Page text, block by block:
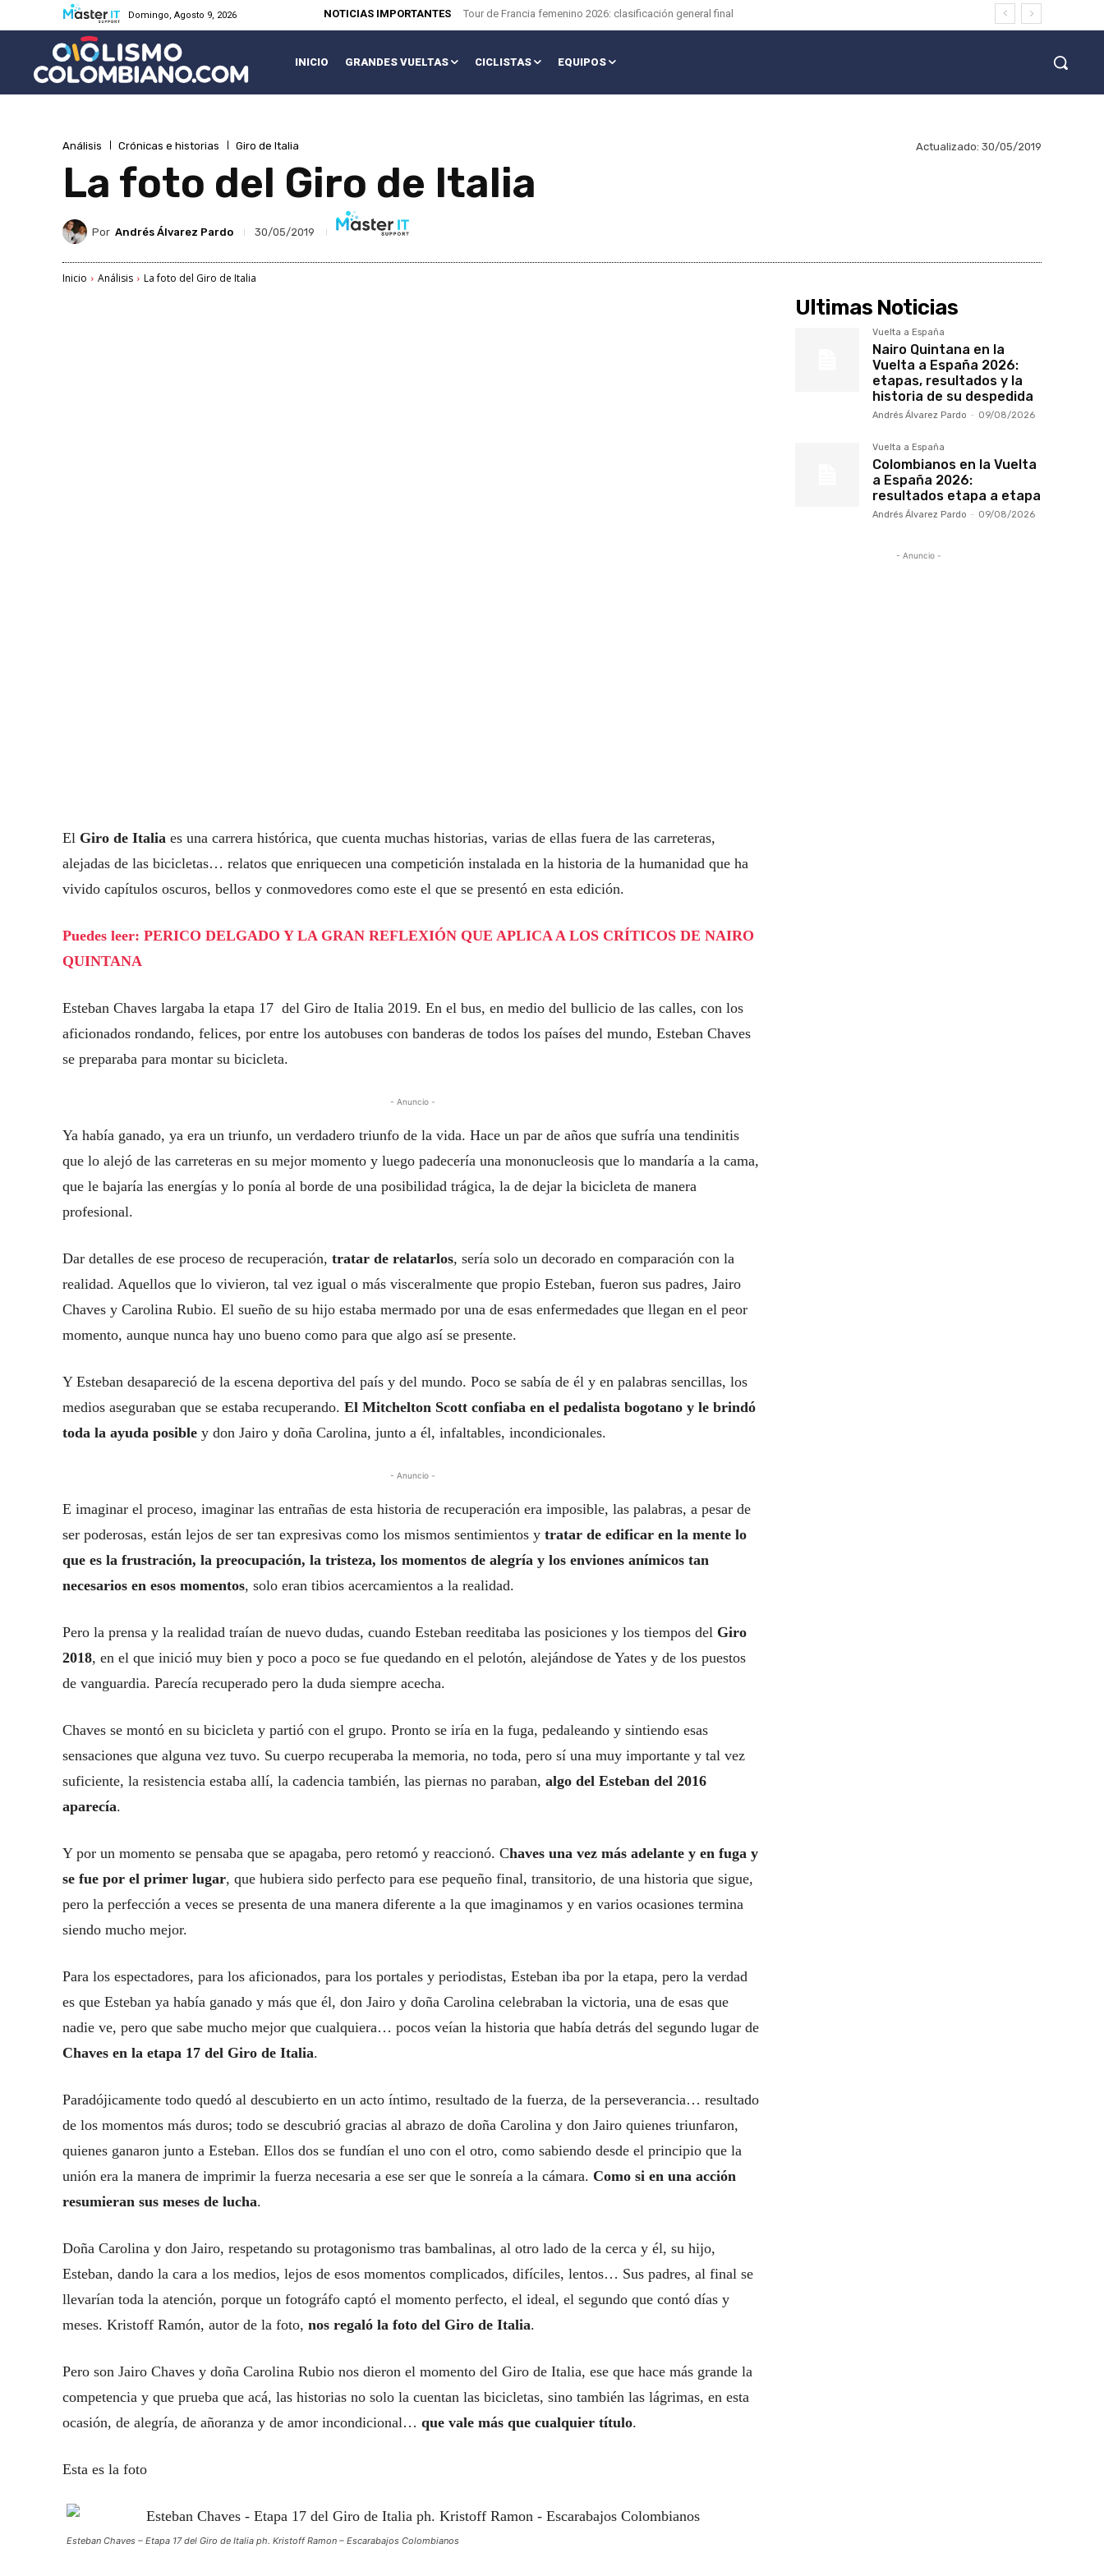
Domingo, Agosto 9, 2026 NOTICIAS IMPORTANTES Tour de Francia femenino 2026: clasificación general final
INICIO GRANDES VUELTAS CICLISTAS EQUIPOS
Análisis Crónicas e historias Giro de Italia Actualizado: 30/05/2019
La foto del Giro de Italia
Por Andrés Álvarez Pardo 30/05/2019
Inicio Análisis La foto del Giro de Italia
El Giro de Italia es una carrera histórica, que cuenta muchas historias, varias de ellas fuera de las carreteras,
alejadas de las bicicletas… relatos que enriquecen una competición instalada en la historia de la humanidad que ha
vivido capítulos oscuros, bellos y conmovedores como este el que se presentó en esta edición.
Puedes leer: PERICO DELGADO Y LA GRAN REFLEXIÓN QUE APLICA A LOS CRÍTICOS DE NAIRO
QUINTANA
Esteban Chaves largaba la etapa 17 del Giro de Italia 2019. En el bus, en medio del bullicio de las calles, con los
aficionados rondando, felices, por entre los autobuses con banderas de todos los países del mundo, Esteban Chaves
se preparaba para montar su bicicleta.
- Anuncio -
Ya había ganado, ya era un triunfo, un verdadero triunfo de la vida. Hace un par de años que sufría una tendinitis
que lo alejó de las carreteras en su mejor momento y luego padecería una mononucleosis que lo mandaría a la cama,
que le bajaría las energías y lo ponía al borde de una posibilidad trágica, la de dejar la bicicleta de manera
profesional.
Dar detalles de ese proceso de recuperación, tratar de relatarlos, sería solo un decorado en comparación con la
realidad. Aquellos que lo vivieron, tal vez igual o más visceralmente que propio Esteban, fueron sus padres, Jairo
Chaves y Carolina Rubio. El sueño de su hijo estaba mermado por una de esas enfermedades que llegan en el peor
momento, aunque nunca hay uno bueno como para que algo así se presente.
Y Esteban desapareció de la escena deportiva del país y del mundo. Poco se sabía de él y en palabras sencillas, los
medios aseguraban que se estaba recuperando. El Mitchelton Scott confiaba en el pedalista bogotano y le brindó
toda la ayuda posible y don Jairo y doña Carolina, junto a él, infaltables, incondicionales.
- Anuncio -
E imaginar el proceso, imaginar las entrañas de esta historia de recuperación era imposible, las palabras, a pesar de
ser poderosas, están lejos de ser tan expresivas como los mismos sentimientos y tratar de edificar en la mente lo
que es la frustración, la preocupación, la tristeza, los momentos de alegría y los enviones anímicos tan
necesarios en esos momentos, solo eran tibios acercamientos a la realidad.
Pero la prensa y la realidad traían de nuevo dudas, cuando Esteban reeditaba las posiciones y los tiempos del Giro
2018, en el que inició muy bien y poco a poco se fue quedando en el pelotón, alejándose de Yates y de los puestos
de vanguardia. Parecía recuperado pero la duda siempre acecha.
Chaves se montó en su bicicleta y partió con el grupo. Pronto se iría en la fuga, pedaleando y sintiendo esas
sensaciones que alguna vez tuvo. Su cuerpo recuperaba la memoria, no toda, pero sí una muy importante y tal vez
suficiente, la resistencia estaba allí, la cadencia también, las piernas no paraban, algo del Esteban del 2016
aparecía.
Y por un momento se pensaba que se apagaba, pero retomó y reaccionó. Chaves una vez más adelante y en fuga y
se fue por el primer lugar, que hubiera sido perfecto para ese pequeño final, transitorio, de una historia que sigue,
pero la perfección a veces se presenta de una manera diferente a la que imaginamos y en varios ocasiones termina
siendo mucho mejor.
Para los espectadores, para los aficionados, para los portales y periodistas, Esteban iba por la etapa, pero la verdad
es que Esteban ya había ganado y más que él, don Jairo y doña Carolina celebraban la victoria, una de esas que
nadie ve, pero que sabe mucho mejor que cualquiera… pocos veían la historia que había detrás del segundo lugar de
Chaves en la etapa 17 del Giro de Italia.
Paradójicamente todo quedó al descubierto en un acto íntimo, resultado de la fuerza, de la perseverancia… resultado
de los momentos más duros; todo se descubrió gracias al abrazo de doña Carolina y don Jairo quienes triunfaron,
quienes ganaron junto a Esteban. Ellos dos se fundían el uno con el otro, como sabiendo desde el principio que la
unión era la manera de imprimir la fuerza necesaria a ese ser que le sonreía a la cámara. Como si en una acción
resumieran sus meses de lucha.
Doña Carolina y don Jairo, respetando su protagonismo tras bambalinas, al otro lado de la cerca y él, su hijo,
Esteban, dando la cara a los medios, lejos de esos momentos complicados, difíciles, lentos… Sus padres, al final se
llevarían toda la atención, porque un fotográfo captó el momento perfecto, el ideal, el segundo que contó días y
meses. Kristoff Ramón, autor de la foto, nos regaló la foto del Giro de Italia.
Pero son Jairo Chaves y doña Carolina Rubio nos dieron el momento del Giro de Italia, ese que hace más grande la
competencia y que prueba que acá, las historias no solo la cuentan las bicicletas, sino también las lágrimas, en esta
ocasión, de alegría, de añoranza y de amor incondicional… que vale más que cualquier título.
Esta es la foto
Esteban Chaves – Etapa 17 del Giro de Italia ph. Kristoff Ramon – Escarabajos Colombianos
Ultimas Noticias
Vuelta a España
Nairo Quintana en la
Vuelta a España 2026:
etapas, resultados y la
historia de su despedida
Andrés Álvarez Pardo - 09/08/2026
Vuelta a España
Colombianos en la Vuelta
a España 2026:
resultados etapa a etapa
Andrés Álvarez Pardo - 09/08/2026
- Anuncio -